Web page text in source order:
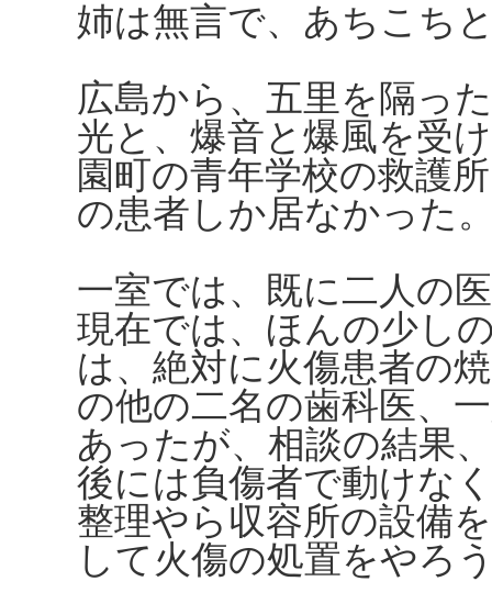
姉は無言で、あちこち
広島から、五里を隔っ
光と、爆音と爆風を受
園町の青年学校の救護
の患者しか居なかった
一室では、既に二人の
現在では、ほんの少し
は、絶対に火傷患者の
の他の二名の歯科医、
あったが、相談の結果
後には負傷者で動けな
整理やら収容所の設備
して火傷の処置をやろ